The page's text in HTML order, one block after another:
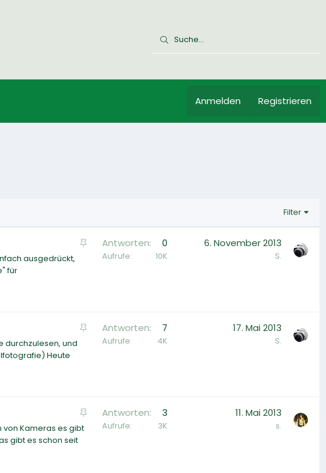
Anmelden Registrieren
Filter
A
n
ausgedrückt,
für
Antworten 0
Aufrufe 10K
6. November 2013
S.
A
n
durchzulesen, und
Heute
Antworten 7
Aufrufe 4K
17. Mai 2013
S.
A
von Kameras es gibt
gibt es schon seit
Antworten 3
Aufrufe 3K
11. Mai 2013
s.